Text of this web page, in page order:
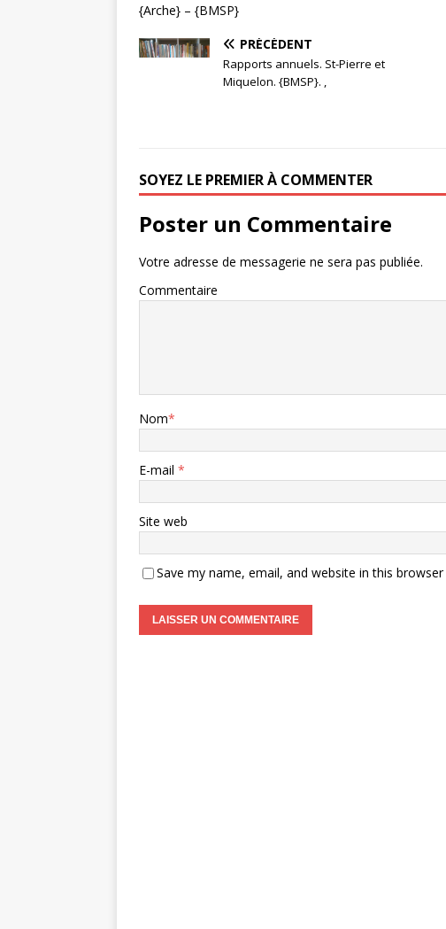
{Arche} – {BMSP}
PRÉCÉDENT
Rapports annuels. St-Pierre et
Miquelon. {BMSP}. ,
SOYEZ LE PREMIER À COMMENTER
Poster un Commentaire
Votre adresse de messagerie ne sera pas publiée.
Commentaire
Nom*
E-mail *
Site web
Save my name, email, and website in this